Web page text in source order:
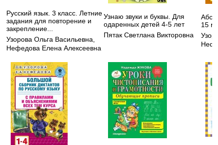
Русский язык. 3 класс. Летние
задания для повторение и
закрепление...
Узорова Ольга Васильевна
Нефедова Елена Алексеевна
Узнаю звуки и буквы. Для
одаренных детей 4-5 лет
Пятак Светлана Викторовна
15